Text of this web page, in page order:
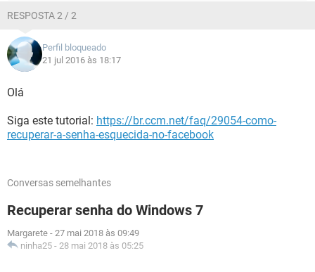
RESPOSTA 2 / 2
Perfil bloqueado
21 jul 2016 às 18:17
Olá
Siga este tutorial: https://br.ccm.net/faq/29054-como-
recuperar-a-senha-esquecida-no-facebook
Conversas semelhantes
Recuperar senha do Windows 7
Margarete - 27 mai 2018 às 09:49
ninha25 - 28 mai 2018 às 05:25